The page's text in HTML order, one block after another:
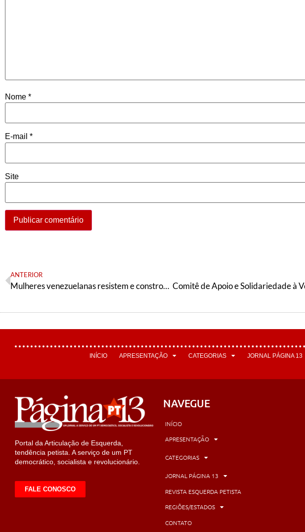
Nome *
E-mail *
Site
ANTERIOR
Mulheres venezuelanas resistem e constroem caminhos pela liberdade de Cilia e Maduro
INÍCIO APRESENTAÇÃO CATEGORIAS JORNAL PÁGINA 13
Portal da Articulação de Esquerda,
tendência petista. A serviço de um PT
democrático, socialista e revolucionário.
FALE CONOSCO
NAVEGUE
INÍCIO
APRESENTAÇÃO
CATEGORIAS
JORNAL PÁGINA 13
REVISTA ESQUERDA PETISTA
REGIÕES/ESTADOS
CONTATO